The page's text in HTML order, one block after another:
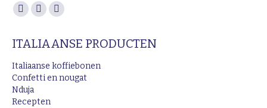
Vind ons op:
Facebook
opens
in
new
window
Instagram
opens
in
new
Mail
opens
in
new
ITALIAANSE PRODUCTEN
Italiaanse koffiebonen
Confetti en nougat
Nduja
Recepten